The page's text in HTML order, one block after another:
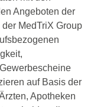
Angeboten der
MedTriX Group
auf Basis der
Apotheken